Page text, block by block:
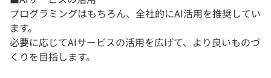
プログラミングはもちろん、全社的にAI活用を推奨してい
ます。
必要に応じてAIサービスの活用を広げて、より良いものづ
くりを目指します。